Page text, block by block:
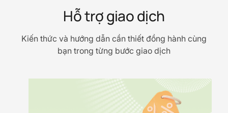
Hỗ trợ giao dịch
Kiến thức và hướng dẫn cần thiết đồng hành cùng
bạn trong từng bước giao dịch